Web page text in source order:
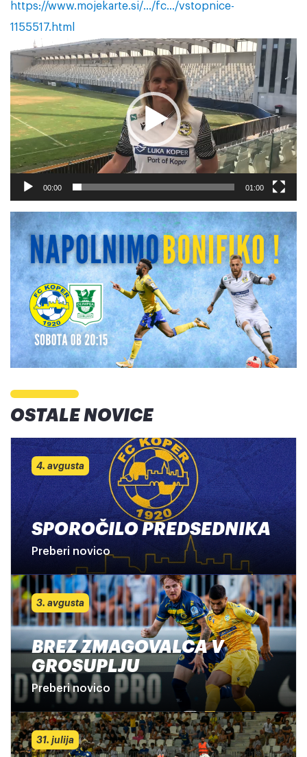
https://www.mojekarte.si/…/fc…/vstopnice-
1155517.html
Predvajalnik
videa
00:00 01:00
OSTALE NOVICE
4. avgusta
SPOROČILO PREDSEDNIKA
Preberi novico
3. avgusta
BREZ ZMAGOVALCA V
GROSUPLJU
Preberi novico
31. julija